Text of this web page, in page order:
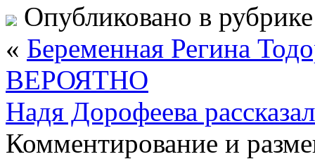
Опубликовано в
« Беременная Регина
ВЕРОЯТНО
Надя Дорофеева
Комментирование и